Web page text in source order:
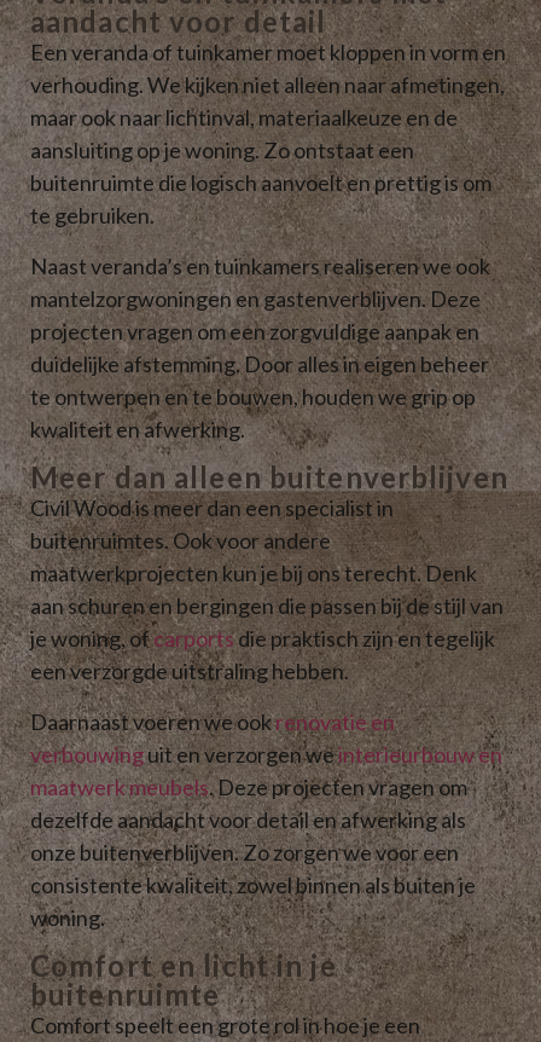
aandacht voor detail
Een veranda of tuinkamer moet kloppen in vorm en
verhouding. We kijken niet alleen naar afmetingen,
maar ook naar lichtinval, materiaalkeuze en de
aansluiting op je woning. Zo ontstaat een
buitenruimte die logisch aanvoelt en prettig is om
te gebruiken.
Naast veranda’s en tuinkamers realiseren we ook
mantelzorgwoningen en gastenverblijven. Deze
projecten vragen om een zorgvuldige aanpak en
duidelijke afstemming. Door alles in eigen beheer
te ontwerpen en te bouwen, houden we grip op
kwaliteit en afwerking.
Meer dan alleen buitenverblijven
Civil Wood is meer dan een specialist in
buitenruimtes. Ook voor andere
maatwerkprojecten kun je bij ons terecht. Denk
aan schuren en bergingen die passen bij de stijl van
je woning, ofcarportsdie praktisch zijn en tegelijk
een verzorgde uitstraling hebben.
Daarnaast voeren we ookrenovatie en
verbouwinguit en verzorgen weinterieurbouw en
maatwerk meubels. Deze projecten vragen om
dezelfde aandacht voor detail en afwerking als
onze buitenverblijven. Zo zorgen we voor een
consistente kwaliteit, zowel binnen als buiten je
woning.
Comfort en licht in je
buitenruimte
Comfort speelt een grote rol in hoe je een